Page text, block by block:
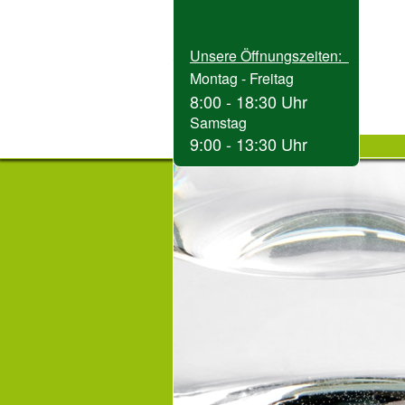
Unsere Öffnungszeiten:
Montag - Freitag
8:00 - 18:30 Uhr
Samstag
9:00 - 13:30 Uhr
Unsere Öffnungszeiten:
Montag - Freitag
8:00 - 18:30 Uhr
Samstag
9:00 - 13:30 Uhr